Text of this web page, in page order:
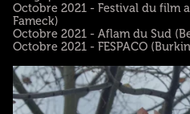
Octobre 2021 - Festival du film
Fameck)
Octobre 2021 - Aflam du Sud
Octobre 2021 - FESPACO